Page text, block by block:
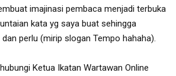
imajinasi pembaca menjadi terbuka
kata yg saya buat sehingga
perlu (mirip slogan Tempo hahaha).
Ketua Ikatan Wartawan Online